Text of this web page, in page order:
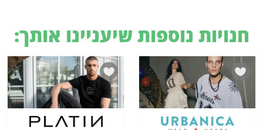
חנויות נוספות שיעניינו אותך: